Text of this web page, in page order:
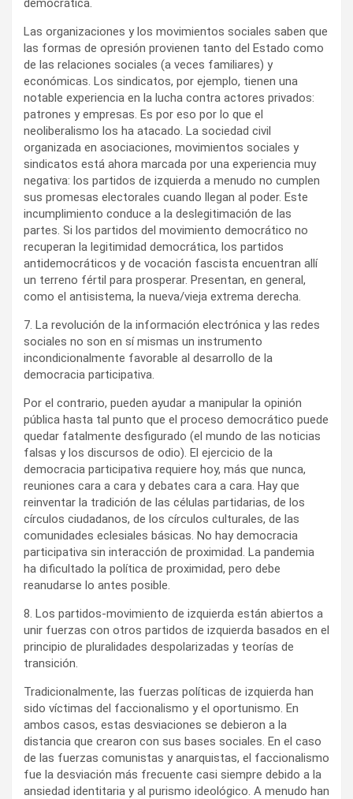
democrática.
Las organizaciones y los movimientos sociales saben que
las formas de opresión provienen tanto del Estado como
de las relaciones sociales (a veces familiares) y
económicas. Los sindicatos, por ejemplo, tienen una
notable experiencia en la lucha contra actores privados:
patrones y empresas. Es por eso por lo que el
neoliberalismo los ha atacado. La sociedad civil
organizada en asociaciones, movimientos sociales y
sindicatos está ahora marcada por una experiencia muy
negativa: los partidos de izquierda a menudo no cumplen
sus promesas electorales cuando llegan al poder. Este
incumplimiento conduce a la deslegitimación de las
partes. Si los partidos del movimiento democrático no
recuperan la legitimidad democrática, los partidos
antidemocráticos y de vocación fascista encuentran allí
un terreno fértil para prosperar. Presentan, en general,
como el antisistema, la nueva/vieja extrema derecha.
7. La revolución de la información electrónica y las redes
sociales no son en sí mismas un instrumento
incondicionalmente favorable al desarrollo de la
democracia participativa.
Por el contrario, pueden ayudar a manipular la opinión
pública hasta tal punto que el proceso democrático puede
quedar fatalmente desfigurado (el mundo de las noticias
falsas y los discursos de odio). El ejercicio de la
democracia participativa requiere hoy, más que nunca,
reuniones cara a cara y debates cara a cara. Hay que
reinventar la tradición de las células partidarias, de los
círculos ciudadanos, de los círculos culturales, de las
comunidades eclesiales básicas. No hay democracia
participativa sin interacción de proximidad. La pandemia
ha dificultado la política de proximidad, pero debe
reanudarse lo antes posible.
8. Los partidos-movimiento de izquierda están abiertos a
unir fuerzas con otros partidos de izquierda basados en el
principio de pluralidades despolarizadas y teorías de
transición.
Tradicionalmente, las fuerzas políticas de izquierda han
sido víctimas del faccionalismo y el oportunismo. En
ambos casos, estas desviaciones se debieron a la
distancia que crearon con sus bases sociales. En el caso
de las fuerzas comunistas y anarquistas, el faccionalismo
fue la desviación más frecuente casi siempre debido a la
ansiedad identitaria y al purismo ideológico. A menudo han